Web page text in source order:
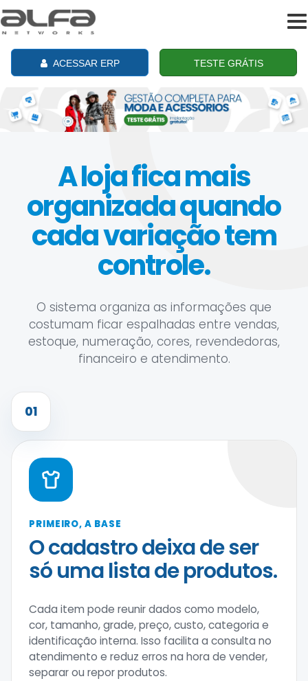
ACESSAR ERP TESTE GRÁTIS
A loja fica mais
organizada quando
cada variação tem
controle.
O sistema organiza as informações que
costumam ficar espalhadas entre vendas,
estoque, numeração, cores, revendedoras,
financeiro e atendimento.
01
PRIMEIRO, A BASE
O cadastro deixa de ser
só uma lista de produtos.
Cada item pode reunir dados como modelo,
cor, tamanho, grade, preço, custo, categoria e
identificação interna. Isso facilita a consulta no
atendimento e reduz erros na hora de vender,
separar ou repor produtos.